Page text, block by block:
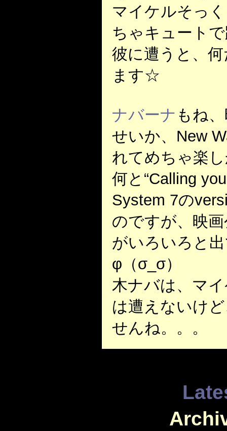
マイケルそっ
ちゃキュート
彼に遭うと、
ます☆
ナバーナ もね
せいか、New
れてめちゃ楽
何と“Calling
System 7の
のですが、映
がいろいろと
φ（σ_σ）
木ナバは、マ
は遭えないけ
せんね。。。